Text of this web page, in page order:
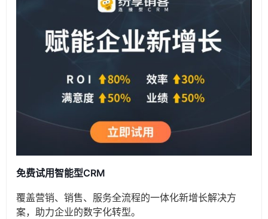
免费试用智能型CRM
覆盖营销、销售、服务全流程的一体化新增长解决方
案，助力企业的数字化转型。